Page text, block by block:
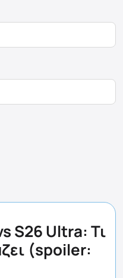
S26 Ultra: Τι
(spoiler: